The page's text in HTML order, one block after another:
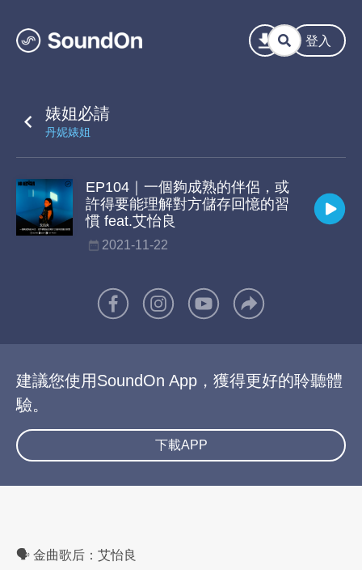
登入
婊姐必請
丹妮婊姐
EP104｜一個夠成熟的伴侶，或
許得要能理解對方儲存回憶的習
慣 feat.艾怡良
2021-11-22
建議您使用SoundOn App，獲得更好的聆聽體
驗。
下載APP
🗣️ 金曲歌后：艾怡良